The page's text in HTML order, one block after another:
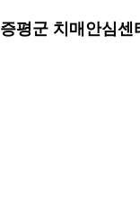
증평군 치매안심센